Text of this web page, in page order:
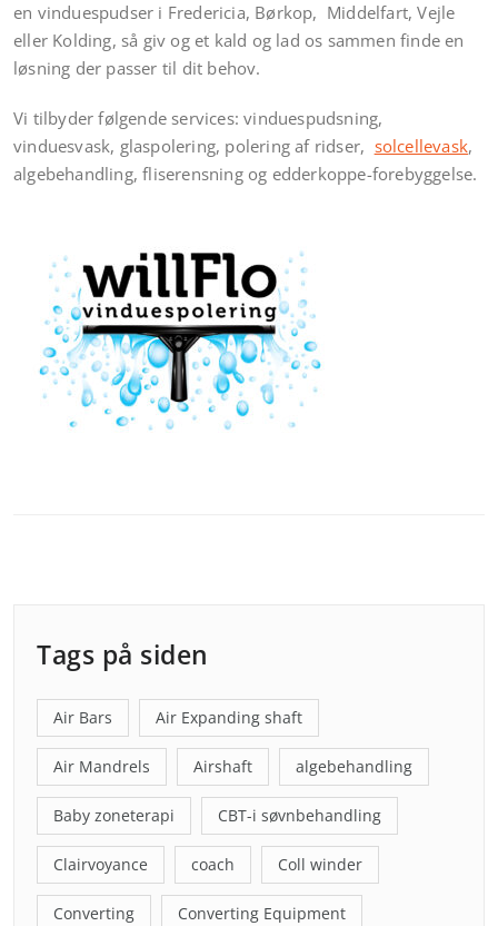
en vinduespudser i Fredericia, Børkop, Middelfart, Vejle
eller Kolding, så giv og et kald og lad os sammen finde en
løsning der passer til dit behov.
Vi tilbyder følgende services: vinduespudsning,
vinduesvask, glaspolering, polering af ridser, solcellevask,
algebehandling, fliserensning og edderkoppe-forebyggelse.
Tags på siden
Air Bars Air Expanding shaft
Air Mandrels Airshaft algebehandling
Baby zoneterapi CBT-i søvnbehandling
Clairvoyance coach Coll winder
Converting Converting Equipment